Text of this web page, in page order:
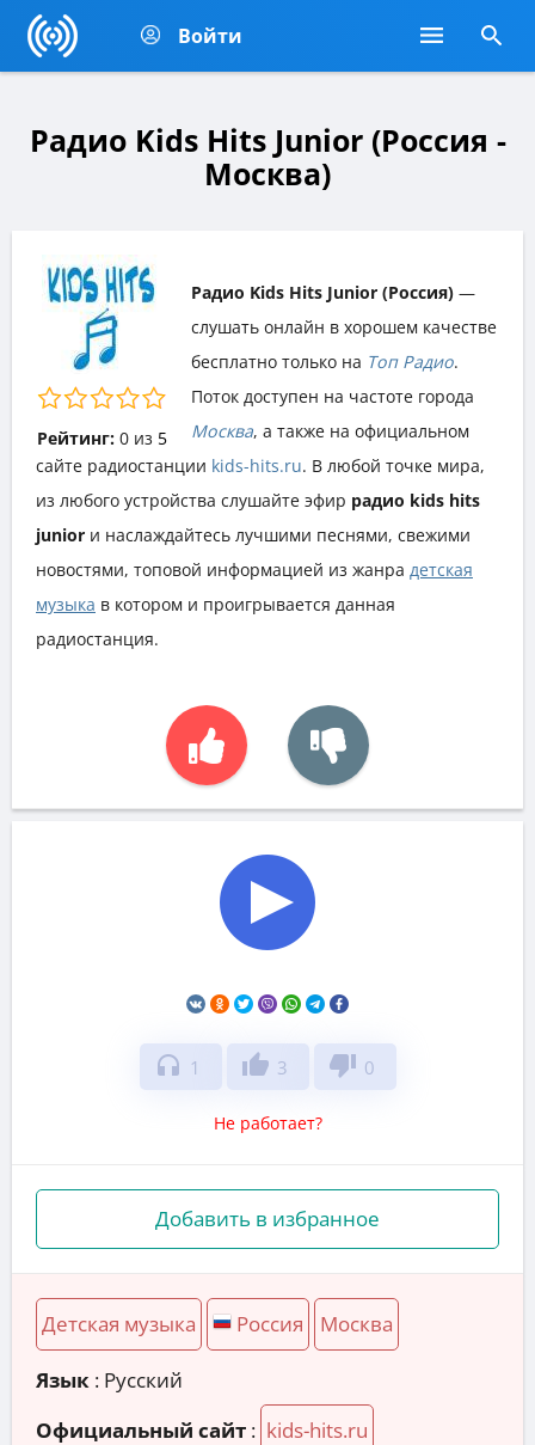
Войти
Радио Kids Hits Junior (Россия -
Москва)
Рейтинг: 0из 5
Радио Kids Hits Junior (Россия) —
слушать онлайн в хорошем качестве
бесплатно только на Топ Радио.
Поток доступен на частоте города
Москва, а также на официальном
сайте радиостанции kids-hits.ru. В любой точке мира,
из любого устройства слушайте эфир радио kids hits
junior и наслаждайтесь лучшими песнями, свежими
новостями, топовой информацией из жанра детская
музыка в котором и проигрывается данная
радиостанция.
headphones 1 thumb_up 3 thumb_down 0
Не работает?
Добавить в избранное
Детская музыка Россия Москва
Язык : Русский
Официальный сайт : kids-hits.ru